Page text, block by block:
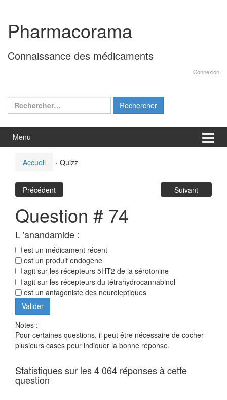
contenu
menu
principal
Pharmacorama
Connaissance des médicaments
Connexion
Rechercher :
Menu
Accueil › Quizz
Précédent Suivant
Question # 74
L 'anandamide :
est un médicament récent
est un produit endogène
agit sur les récepteurs 5HT2 de la sérotonine
agit sur les récepteurs du tétrahydrocannabinol
est un antagoniste des neuroleptiques
Notes :
Pour certaines questions, il peut être nécessaire de cocher
plusieurs cases pour indiquer la bonne réponse.
Statistiques sur les 4 064 réponses à cette
question